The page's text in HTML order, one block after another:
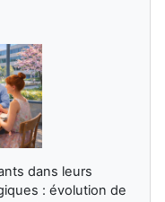
dans leurs
: évolution de